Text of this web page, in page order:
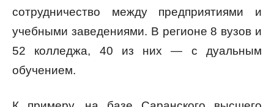
сотрудничество между предприятиями и
учебными заведениями. В регионе 8 вузов и
52 колледжа, 40 из них — с дуальным
обучением.